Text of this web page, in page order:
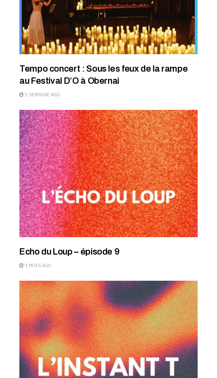
Tempo concert : Sous les feux de la rampe
au Festival D’O à Obernai
1 SEMAINE AGO
Echo du Loup – épisode 9
1 MOIS AGO